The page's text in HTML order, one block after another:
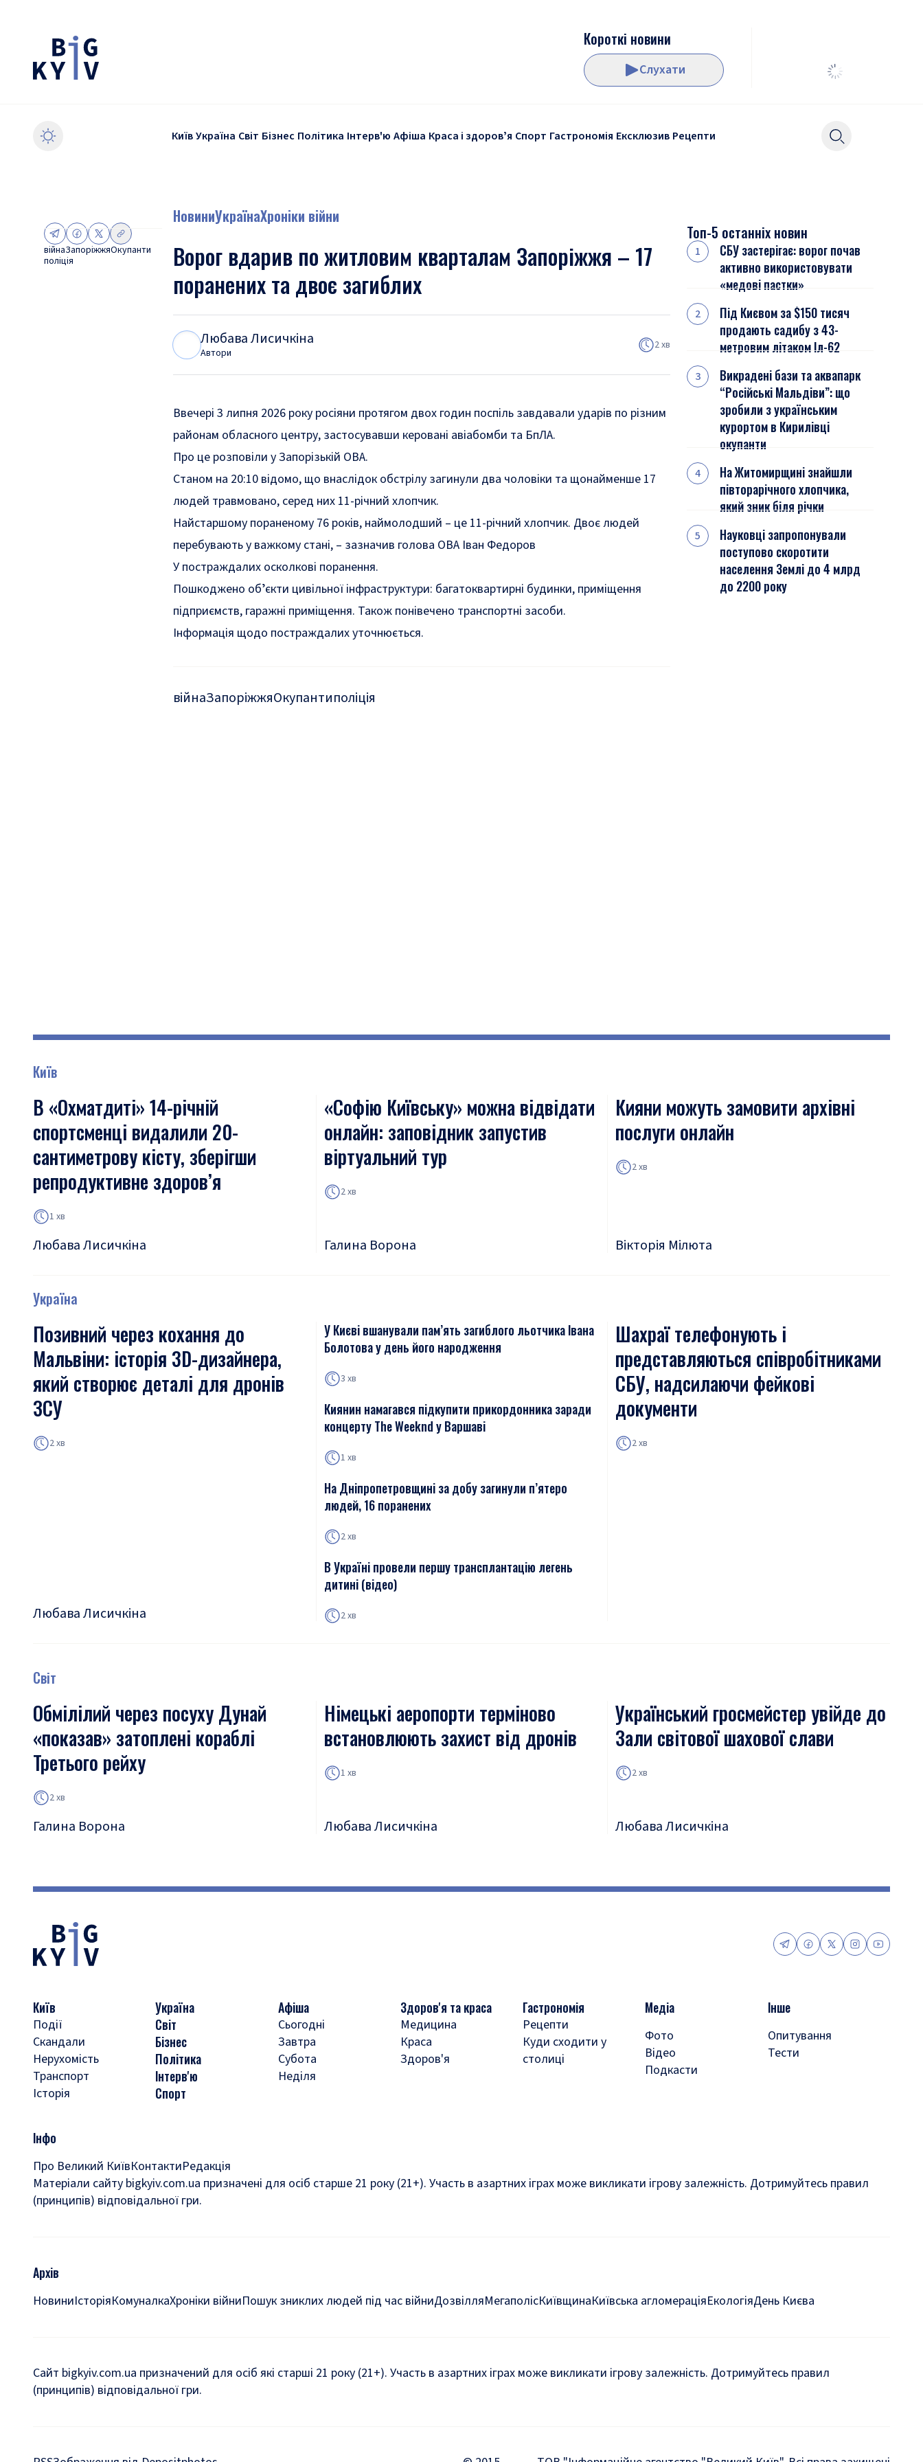
Короткі новини
Слухати
КиївУкраїна Світ Бізнес Політика Інтерв'ю Афіша Краса і здоровʼя Спорт Гастрономія Ексклюзив Рецепти
війнаЗапоріжжяОкупанти
поліція
НовиниУкраїнаХроніки війни
Ворог вдарив по житловим кварталам Запоріжжя – 17
поранених та двоє загиблих
Любава Лисичкіна
Автори
2 хв
Ввечері 3 липня 2026 року росіяни протягом двох годин поспіль завдавали ударів по різним
районам обласного центру, застосувавши керовані авіабомби та БпЛА.
Про це розповіли у Запорізькій ОВА.
Станом на 20:10 відомо, що внаслідок обстрілу загинули два чоловіки та щонайменше 17
людей травмовано, серед них 11-річний хлопчик.
Найстаршому пораненому 76 років, наймолодший – це 11-річний хлопчик. Двоє людей
перебувають у важкому стані, – зазначив голова ОВА Іван Федоров
У постраждалих осколкові поранення.
Пошкоджено обʼєкти цивільної інфраструктури: багатоквартирні будинки, приміщення
підприємств, гаражні приміщення. Також понівечено транспортні засоби.
Інформація щодо постраждалих уточнюється.
війнаЗапоріжжяОкупантиполіція
Топ-5 останніх новин
СБУ застерігає: ворог почав
активно використовувати
«медові пастки»
Під Києвом за $150 тисяч
продають садибу з 43-
метровим літаком Іл-62
Викрадені бази та аквапарк
“Російські Мальдіви”: що
зробили з українським
курортом в Кирилівці
окупанти
На Житомирщині знайшли
півторарічного хлопчика,
який зник біля річки
Науковці запропонували
поступово скоротити
населення Землі до 4 млрд
до 2200 року
Київ
В «Охматдиті» 14-річній
спортсменці видалили 20-
сантиметрову кісту, зберігши
репродуктивне здоров’я
1 хв
Любава Лисичкіна
«Софію Київську» можна відвідати
онлайн: заповідник запустив
віртуальний тур
2 хв
Галина Ворона
Кияни можуть замовити архівні
послуги онлайн
2 хв
Вікторія Мілюта
Україна
Позивний через кохання до
Мальвіни: історія 3D-дизайнера,
який створює деталі для дронів
ЗСУ
2 хв
Любава Лисичкіна
У Києві вшанували пам’ять загиблого льотчика Івана
Болотова у день його народження
3 хв
Киянин намагався підкупити прикордонника заради
концерту The Weeknd у Варшаві
1 хв
На Дніпропетровщині за добу загинули п’ятеро
людей, 16 поранених
2 хв
В Україні провели першу трансплантацію легень
дитині (відео)
2 хв
Шахраї телефонують і
представляються співробітниками
СБУ, надсилаючи фейкові
документи
2 хв
Світ
Обмілілий через посуху Дунай
«показав» затоплені кораблі
Третього рейху
2 хв
Галина Ворона
Німецькі аеропорти терміново
встановлюють захист від дронів
1 хв
Любава Лисичкіна
Український гросмейстер увійде до
Зали світової шахової слави
2 хв
Любава Лисичкіна
Київ
Події
Скандали
Нерухомість
Транспорт
Історія
Україна
Світ
Бізнес
Політика
Інтерв'ю
Спорт
Афіша
Сьогодні
Завтра
Субота
Неділя
Здоров'я та краса
Медицина
Краса
Здоров'я
Гастрономія
Рецепти
Куди сходити у
столиці
Медіа
Фото
Відео
Подкасти
Інше
Опитування
Тести
Інфо
Про Великий КиївКонтактиРедакція
Матеріали сайту bigkyiv.com.ua призначені для осіб старше 21 року (21+). Участь в азартних іграх може викликати ігрову залежність. Дотримуйтесь правил
(принципів) відповідальної гри.
Архів
НовиниІсторіяКомуналкаХроніки війниПошук зниклих людей під час війниДозвілляМегаполісКиївщинаКиївська агломераціяЕкологіяДень Києва
Сайт bigkyiv.com.ua призначений для осіб які старші 21 року (21+). Участь в азартних іграх може викликати ігрову залежність. Дотримуйтесь правил
(принципів) відповідальної гри.